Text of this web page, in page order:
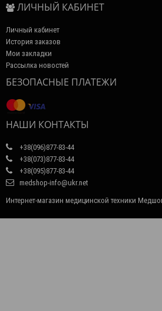
ЛИЧНЫЙ КАБИНЕТ
Личный кабинет
История заказов
Мои закладки
Рассылка новостей
БЕЗОПАСНЫЕ ПЛАТЕЖИ
НАШИ КОНТАКТЫ
+38(096)877-83-44
+38(073)877-83-44
+38(095)877-83-44
medshop-info@ukr.net
Интернет-магазин медицинской техники